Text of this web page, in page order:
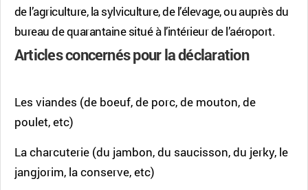
de l’agriculture, la sylviculture, de l’élevage, ou auprès du
bureau de quarantaine situé à l’intérieur de l’aéroport.
Articles concernés pour la déclaration
Les viandes (de boeuf, de porc, de mouton, de
poulet, etc)
La charcuterie (du jambon, du saucisson, du jerky, le
jangjorim, la conserve, etc)